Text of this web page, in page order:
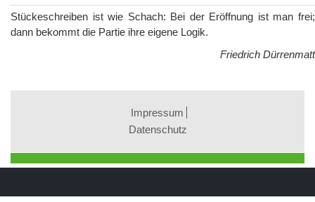
Stückeschreiben ist wie Schach: Bei der Eröffnung ist man frei;
dann bekommt die Partie ihre eigene Logik.
Friedrich Dürrenmatt
Impressum
Datenschutz